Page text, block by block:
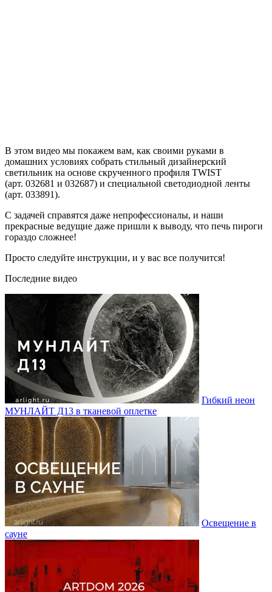
В этом видео мы покажем вам, как своими руками в
домашних условиях собрать стильный дизайнерский
светильник на основе скрученного профиля TWIST
(арт. 032681 и 032687) и специальной светодиодной ленты
(арт. 033891).
С задачей справятся даже непрофессионалы, и наши
прекрасные ведущие даже пришли к выводу, что печь пироги
гораздо сложнее!
Просто следуйте инструкции, и у вас все получится!
Последние видео
Гибкий неон
МУНЛАЙТ Д13 в тканевой оплетке
Освещение в
сауне